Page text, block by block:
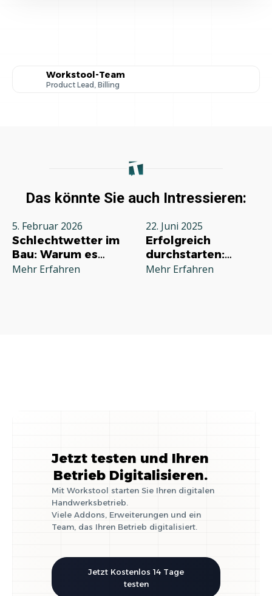
Workstool-Team
Product Lead, Billing
Das könnte Sie auch Intressieren:
5. Februar 2026
Schlechtwetter im
Bau: Warum es
jeden Betrieb
Mehr Erfahren
22. Juni 2025
Erfolgreich
durchstarten:
Deine
Mehr Erfahren
Jetzt testen und Ihren
Betrieb Digitalisieren.
Mit Workstool starten Sie Ihren digitalen
Handwerksbetrieb.
Viele Addons, Erweiterungen und ein
Team, das Ihren Betrieb digitalisiert.
Jetzt Kostenlos 14 Tage
testen